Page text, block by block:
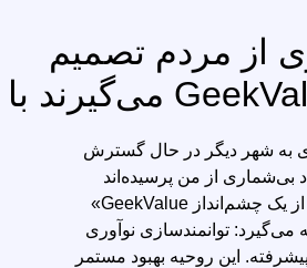
از مردم تصمیم
به شهر دیگر در حال گسترش
بی‌شماری از من پرسیده‌اند:
«GeekValue چیست؟» این از یک چشم‌انداز
توانمندسازی نوآوری
این روحیه بهبود مستمر